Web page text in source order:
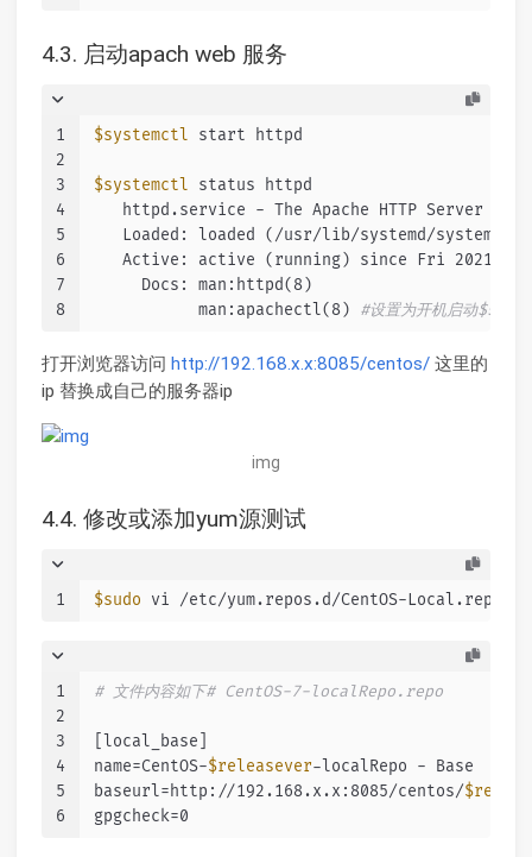
4.3. 启动apach web 服务
1
2
3
4
5
6
7
8
$systemctl start httpd
$systemctl status httpd
   httpd.service - The Apache HTTP Server
Loaded: loaded (/usr/lib/systemd/system/
Active: active (running) since Fri 2021-
     Docs: man:httpd(8)
           man:apachectl(8)
#设置为开机启动
打开浏览器访问 http://192.168.x.x:8085/centos/ 这里的
ip 替换成自己的服务器ip
img
4.4. 修改或添加yum源测试
1 $sudo vi /etc/yum.repos.d/CentOS-Local.repo
1
2
3
4
5
6
# 文件内容如下# CentOS-7-localRepo.repo
[local_base]
name=CentOS-$releasever-localRepo - Base
baseurl=http://192.168.x.x:8085/centos/
gpgcheck=0